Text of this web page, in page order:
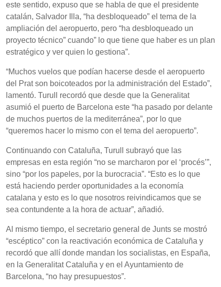
este sentido, expuso que se habla de que el presidente
catalán, Salvador Illa, “ha desbloqueado” el tema de la
ampliación del aeropuerto, pero “ha desbloqueado un
proyecto técnico” cuando” lo que tiene que haber es un plan
estratégico y ver quien lo gestiona”.
“Muchos vuelos que podían hacerse desde el aeropuerto
del Prat son boicoteados por la administración del Estado”,
lamentó. Turull recordó que desde que la Generalitat
asumió el puerto de Barcelona este “ha pasado por delante
de muchos puertos de la mediterránea”, por lo que
“queremos hacer lo mismo con el tema del aeropuerto”.
Continuando con Cataluña, Turull subrayó que las
empresas en esta región “no se marcharon por el ‘procés’”,
sino “por los papeles, por la burocracia”. “Esto es lo que
está haciendo perder oportunidades a la economía
catalana y esto es lo que nosotros reivindicamos que se
sea contundente a la hora de actuar”, añadió.
Al mismo tiempo, el secretario general de Junts se mostró
“escéptico” con la reactivación económica de Cataluña y
recordó que allí donde mandan los socialistas, en España,
en la Generalitat Cataluña y en el Ayuntamiento de
Barcelona, “no hay presupuestos”.